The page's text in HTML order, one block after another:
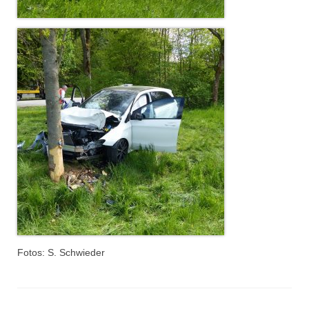
Jahreskonzert 2019
Benefizkonzert 2021
Oktoberfestkonzert 2022
Verein
Tagesfahrt 2017
Fahrzeuge & Technik
Stützpunkt
Einsatzfahrzeuge
Einsatzleitwagen ELW 1
Fotos: S. Schwieder